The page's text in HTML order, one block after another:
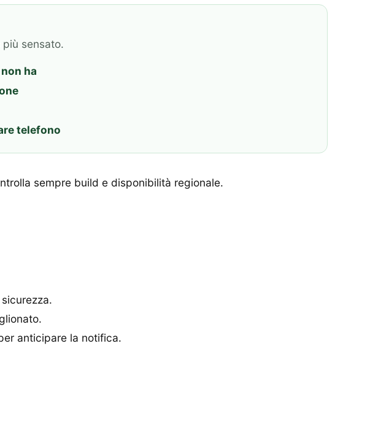
sensato.
ha
telefono
sempre build e disponibilità regionale.
anticipare la notifica.